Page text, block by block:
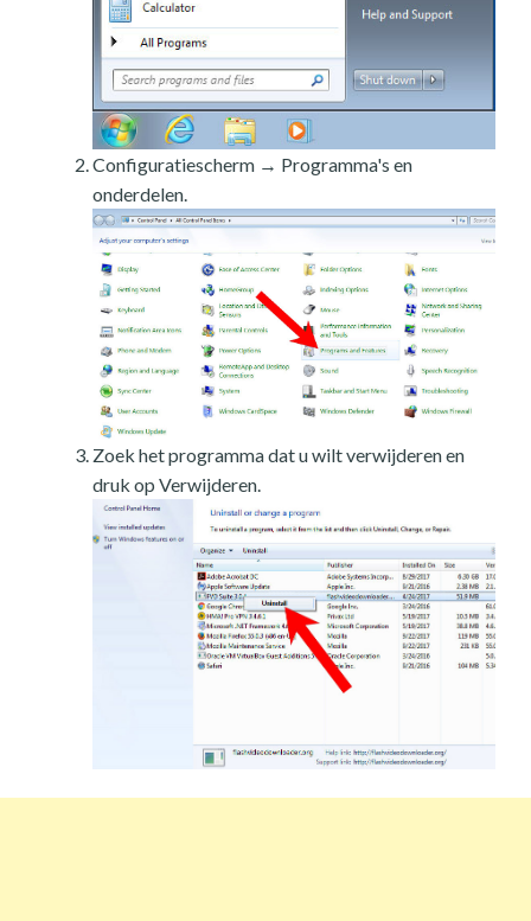
Configuratiescherm → Programma's en
onderdelen.
Zoek het programma dat u wilt verwijderen en
druk op Verwijderen.